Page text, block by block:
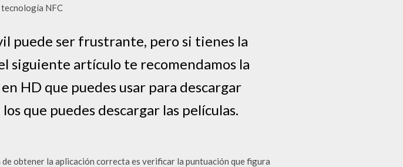
NFC
puede ser frustrante, pero si tienes la
siguiente artículo te recomendamos la
HD que puedes usar para descargar
que puedes descargar las películas.
obtener la aplicación correcta es verificar la puntuación que figura